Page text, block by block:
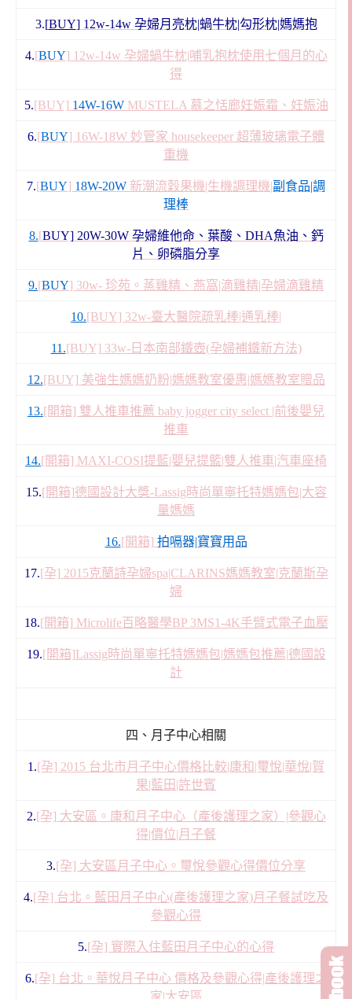
3.[BUY]12w-14w 孕婦月亮枕|蝸牛枕|勾形枕|媽媽抱
4.[BUY] 12w-14w 孕婦蝸牛枕|哺乳抱枕使用七個月的心
得
5.[BUY] 14W-16W MUSTELA 慕之恬廊妊娠霜、妊娠油
6.[BUY] 16W-18W 妙管家 housekeeper 超薄玻璃電子體
重機
7.[BUY] 18W-20W 新潮流穀果機|生機調理機|副食品|調
理棒
8.[BUY] 20W-30W 孕婦維他命、葉酸、DHA魚油、鈣
片、卵磷脂分享
9.[BUY] 30w- 珍苑。蒸雞精、燕窩|滴雞精|孕婦滴雞精
10.[BUY] 32w-臺大醫院疏乳棒|通乳棒|
11.[BUY] 33w-日本南部鐵壺(孕婦補鐵新方法)
12.[BUY] 美強生媽媽奶粉|媽媽教室優惠|媽媽教室贈品
13.[開箱] 雙人推車推薦 baby jogger city select |前後嬰兒
推車
14.[開箱] MAXI-COSI提藍|嬰兒提籃|雙人推車|汽車座椅
15.[開箱]德國設計大獎-Lassig時尚單寧托特媽媽包|大容
量媽媽
16.[開箱] 拍嗝器|寶寶用品
17.[孕] 2015克蘭詩孕婦spa|CLARINS媽媽教室|克蘭斯孕
婦
18.[開箱] Microlife百略醫學BP 3MS1-4K手臂式電子血壓
19.[開箱]Lassig時尚單寧托特媽媽包|媽媽包推薦|德國設
計
四、月子中心相關
1.[孕] 2015 台北市月子中心價格比較|康和|璽悅|華悅|賀
果|藍田|許世賓
2.[孕] 大安區。康和月子中心（產後護理之家）|參觀心
得|價位|月子餐
3.[孕] 大安區月子中心。璽悅參觀心得價位分享
4.[孕] 台北。藍田月子中心(產後護理之家)月子餐試吃及
參觀心得
5.[孕] 實際入住藍田月子中心的心得
6.[孕] 台北。華悅月子中心 價格及參觀心得|產後護理之
家|大安區